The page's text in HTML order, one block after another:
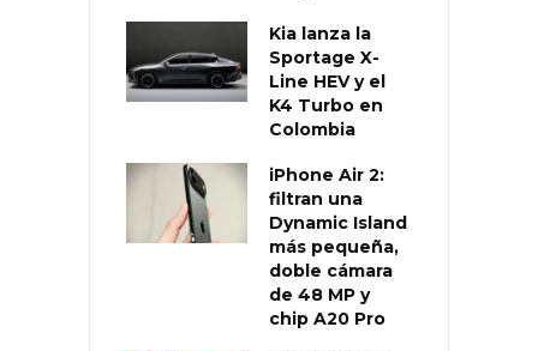
Kia lanza la
Sportage X-
Line HEV y el
K4 Turbo en
Colombia
iPhone Air 2:
filtran una
Dynamic Island
más pequeña,
doble cámara
de 48 MP y
chip A20 Pro